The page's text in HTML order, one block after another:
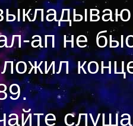
ап не